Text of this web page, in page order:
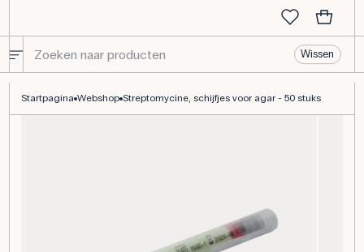
Wissen
Startpagina Webshop Streptomycine, schijfjes voor agar - 50 stuks